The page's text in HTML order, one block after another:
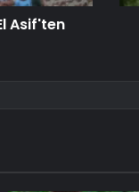
Asif'ten